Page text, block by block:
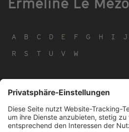
A B C D E F G H I J
R
S T U V W
Footer
menu
IMPRESSUM PRIVACY